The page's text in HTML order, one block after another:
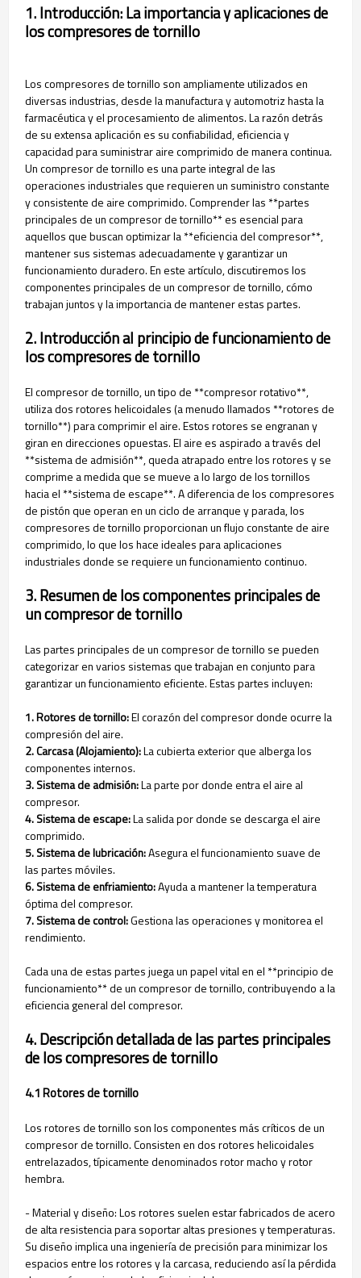
1. Introducción: La importancia y aplicaciones de
los compresores de tornillo
Los compresores de tornillo son ampliamente utilizados en
diversas industrias, desde la manufactura y automotriz hasta la
farmacéutica y el procesamiento de alimentos. La razón detrás
de su extensa aplicación es su confiabilidad, eficiencia y
capacidad para suministrar aire comprimido de manera continua.
Un compresor de tornillo es una parte integral de las
operaciones industriales que requieren un suministro constante
y consistente de aire comprimido. Comprender las **partes
principales de un compresor de tornillo** es esencial para
aquellos que buscan optimizar la **eficiencia del compresor**,
mantener sus sistemas adecuadamente y garantizar un
funcionamiento duradero. En este artículo, discutiremos los
componentes principales de un compresor de tornillo, cómo
trabajan juntos y la importancia de mantener estas partes.
2. Introducción al principio de funcionamiento de
los compresores de tornillo
El compresor de tornillo, un tipo de **compresor rotativo**,
utiliza dos rotores helicoidales (a menudo llamados **rotores de
tornillo**) para comprimir el aire. Estos rotores se engranan y
giran en direcciones opuestas. El aire es aspirado a través del
**sistema de admisión**, queda atrapado entre los rotores y se
comprime a medida que se mueve a lo largo de los tornillos
hacia el **sistema de escape**. A diferencia de los compresores
de pistón que operan en un ciclo de arranque y parada, los
compresores de tornillo proporcionan un flujo constante de aire
comprimido, lo que los hace ideales para aplicaciones
industriales donde se requiere un funcionamiento continuo.
3. Resumen de los componentes principales de
un compresor de tornillo
Las partes principales de un compresor de tornillo se pueden
categorizar en varios sistemas que trabajan en conjunto para
garantizar un funcionamiento eficiente. Estas partes incluyen:
1. Rotores de tornillo:El corazón del compresor donde ocurre la
compresión del aire.
2. Carcasa (Alojamiento):La cubierta exterior que alberga los
componentes internos.
3. Sistema de admisión:La parte por donde entra el aire al
compresor.
4. Sistema de escape:La salida por donde se descarga el aire
comprimido.
5. Sistema de lubricación:Asegura el funcionamiento suave de
las partes móviles.
6. Sistema de enfriamiento:Ayuda a mantener la temperatura
óptima del compresor.
7. Sistema de control:Gestiona las operaciones y monitorea el
rendimiento.
Cada una de estas partes juega un papel vital en el **principio de
funcionamiento** de un compresor de tornillo, contribuyendo a la
eficiencia general del compresor.
4. Descripción detallada de las partes principales
de los compresores de tornillo
4.1 Rotores de tornillo
Los rotores de tornillo son los componentes más críticos de un
compresor de tornillo. Consisten en dos rotores helicoidales
entrelazados, típicamente denominados rotor macho y rotor
hembra.
- Material y diseño: Los rotores suelen estar fabricados de acero
de alta resistencia para soportar altas presiones y temperaturas.
Su diseño implica una ingeniería de precisión para minimizar los
espacios entre los rotores y la carcasa, reduciendo así la pérdida